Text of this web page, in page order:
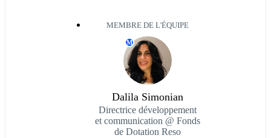
MEMBRE DE L'ÉQUIPE
M
Dalila Simonian
Directrice développement
et communication @ Fonds
de Dotation Reso